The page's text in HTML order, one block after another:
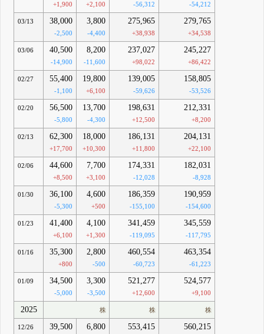
+1,900 +2,100 -56,312 -54,212
03/13 38,000
-2,500
3,800
-4,400
275,965
+38,938
279,765
+34,538
03/06 40,500
-14,900
8,200
-11,600
237,027
+98,022
245,227
+86,422
02/27 55,400
-1,100
19,800
+6,100
139,005
-59,626
158,805
-53,526
02/20 56,500
-5,800
13,700
-4,300
198,631
+12,500
212,331
+8,200
02/13 62,300
+17,700
18,000
+10,300
186,131
+11,800
204,131
+22,100
02/06 44,600
+8,500
7,700
+3,100
174,331
-12,028
182,031
-8,928
01/30 36,100
-5,300
4,600
+500
186,359
-155,100
190,959
-154,600
01/23 41,400
+6,100
4,100
+1,300
341,459
-119,095
345,559
-117,795
01/16 35,300
+800
2,800
-500
460,554
-60,723
463,354
-61,223
01/09 34,500
-5,000
3,300
-3,500
521,277
+12,600
524,577
+9,100
2025 株 株 株
12/26 39,500 6,800 553,415 560,215